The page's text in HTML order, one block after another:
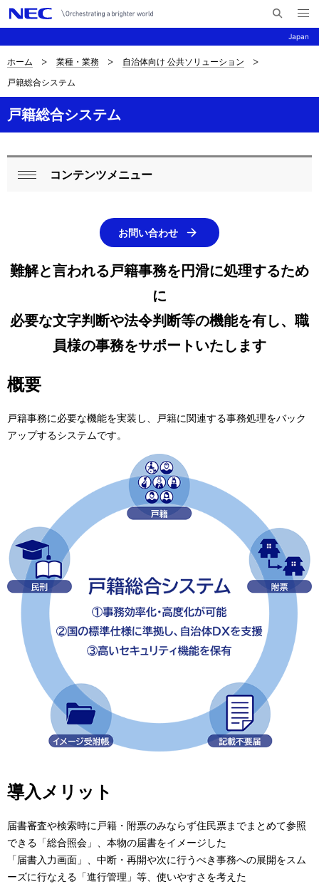
Japan
イ
メ
ニ
ュ
ナ
ビ
ゲ
ー
シ
サ
イ
ト
の
置
ホーム 業種・業務
自治体向け 公共ソリューション
戸籍総合システム
戸籍総合システム
ロ
ル
ビ
シ
ョ
ン
コンテンツメニュー
お問い合わせ
難解と言われる戸籍事務を円滑に処理するため
に
必要な文字判断や法令判断等の機能を有し、職
員様の事務をサポートいたします
概要
戸籍事務に必要な機能を実装し、戸籍に関連する事務処理をバック
アップするシステムです。
導入メリット
届書審査や検索時に戸籍・附票のみならず住民票までまとめて参照
できる「総合照会」、本物の届書をイメージした
「届書入力画面」、中断・再開や次に行うべき事務への展開をスム
ーズに行なえる「進行管理」等、使いやすさを考えた